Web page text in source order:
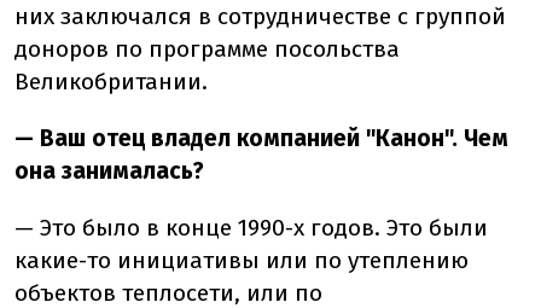
них заключался в сотрудничестве с группой
доноров по программе посольства
Великобритании.
— Ваш отец владел компанией "Канон". Чем
она занималась?
— Это было в конце 1990-х годов. Это были
какие-то инициативы или по утеплению
объектов теплосети, или по